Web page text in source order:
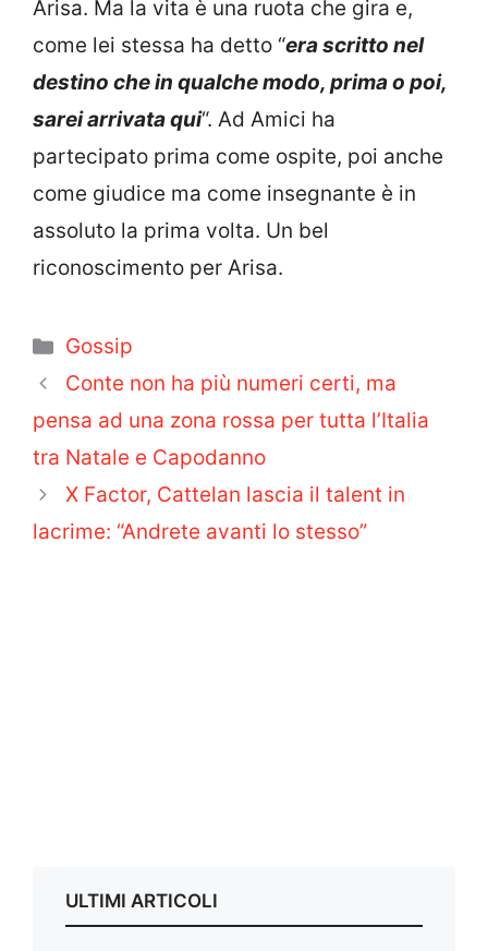
Arisa. Ma la vita è una ruota che gira e,
come lei stessa ha detto “era scritto nel
destino che in qualche modo, prima o poi,
sarei arrivata qui“. Ad Amici ha
partecipato prima come ospite, poi anche
come giudice ma come insegnante è in
assoluto la prima volta. Un bel
riconoscimento per Arisa.
Categorie
Gossip
Conte non ha più numeri certi, ma
pensa ad una zona rossa per tutta l’Italia
tra Natale e Capodanno
X Factor, Cattelan lascia il talent in
lacrime: “Andrete avanti lo stesso”
ULTIMI ARTICOLI